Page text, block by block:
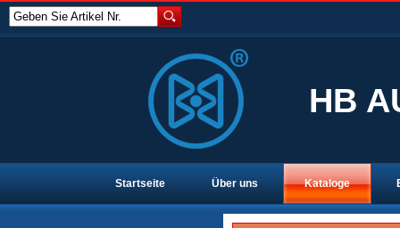
Geben Sie Artikel Nr.
HB
Startseite Über uns Kataloge